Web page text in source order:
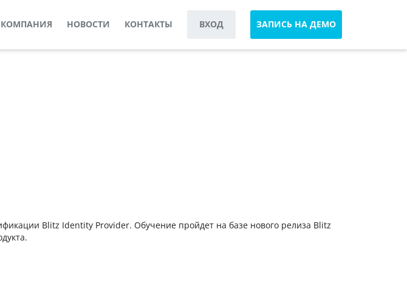
КОМПАНИЯ НОВОСТИ КОНТАКТЫ ВХОД ЗАПИСЬ НА ДЕМО
Blitz Identity Provider. Обучение пройдет на базе нового релиза Blitz